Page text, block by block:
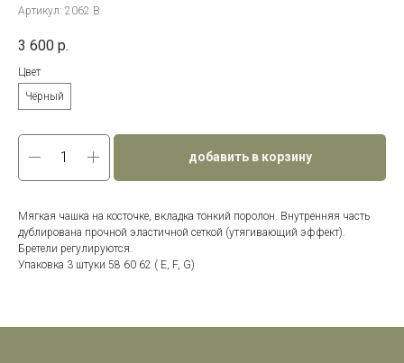
Артикул: 2062 В
3 600 р.
Цвет
Чёрный
добавить в корзину
Мягкая чашка на косточке, вкладка тонкий поролон. Внутренняя часть
дублирована прочной эластичной сеткой (утягивающий эффект).
Бретели регулируются.
Упаковка 3 штуки 58 60 62 ( Е, F, G)